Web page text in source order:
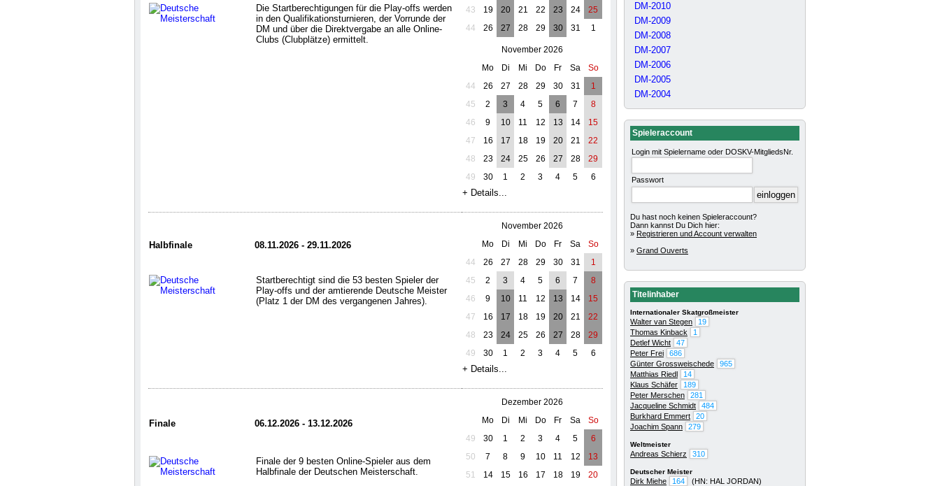
43
19 20 21 22 23 24
25
44
26 27 28 29 30 31 1
November 2026
Mo
Di Mi Do Fr Sa
So
44
26 27 28 29 30 31
1
45
2 3 4 5 6 7
8
46
9 10 11 12 13 14
15
47
16 17 18 19 20 21
22
48
23 24 25 26 27 28
29
49
30 1 2 3 4 5 6
Die Startberechtigungen für die Play-offs werden
in den Qualifikationsturnieren, der Vorrunde der
DM und über die Direktvergabe an alle Online-
Clubs (Clubplätze) ermittelt.
+ Details...
Halbfinale 08.11.2026 - 29.11.2026
November 2026
Mo
Di Mi Do Fr Sa
So
44
26 27 28 29 30 31
1
45
2 3 4 5 6 7
8
46
9 10 11 12 13 14
15
47
16 17 18 19 20 21
22
48
23 24 25 26 27 28
29
49
30 1 2 3 4 5 6
Startberechtigt sind die 53 besten Spieler der
Play-offs und der amtierende Deutsche Meister
(Platz 1 der DM des vergangenen Jahres).
+ Details...
Finale 06.12.2026 - 13.12.2026
Dezember 2026
Mo
Di Mi Do Fr Sa
So
49
30 1 2 3 4 5
6
50
7 8 9 10 11 12
13
51
14 15 16 17 18 19
20
Finale der 9 besten Online-Spieler aus dem
Halbfinale der Deutschen Meisterschaft.
DM-2010
DM-2009
DM-2008
DM-2007
DM-2006
DM-2005
DM-2004
Spieleraccount
Login mit Spielername oder DOSKV-MitgliedsNr.
Passwort
Du hast noch keinen Spieleraccount?
Dann kannst Du Dich hier:
» Registrieren und Account verwalten
» Grand Ouverts
Titelinhaber
Internationaler Skatgroßmeister
Walter van Stegen
19
Thomas Kinback
1
Detlef Wicht
47
Peter Frei
686
Günter Grossweischede
965
Matthias Riedl
14
Klaus Schäfer
189
Peter Merschen
281
Jacqueline Schmidt
484
Burkhard Emmert
20
Joachim Spann
279
Weltmeister
Andreas Schierz 310
Deutscher Meister
Dirk Miehe 164 (HN: HAL JORDAN)